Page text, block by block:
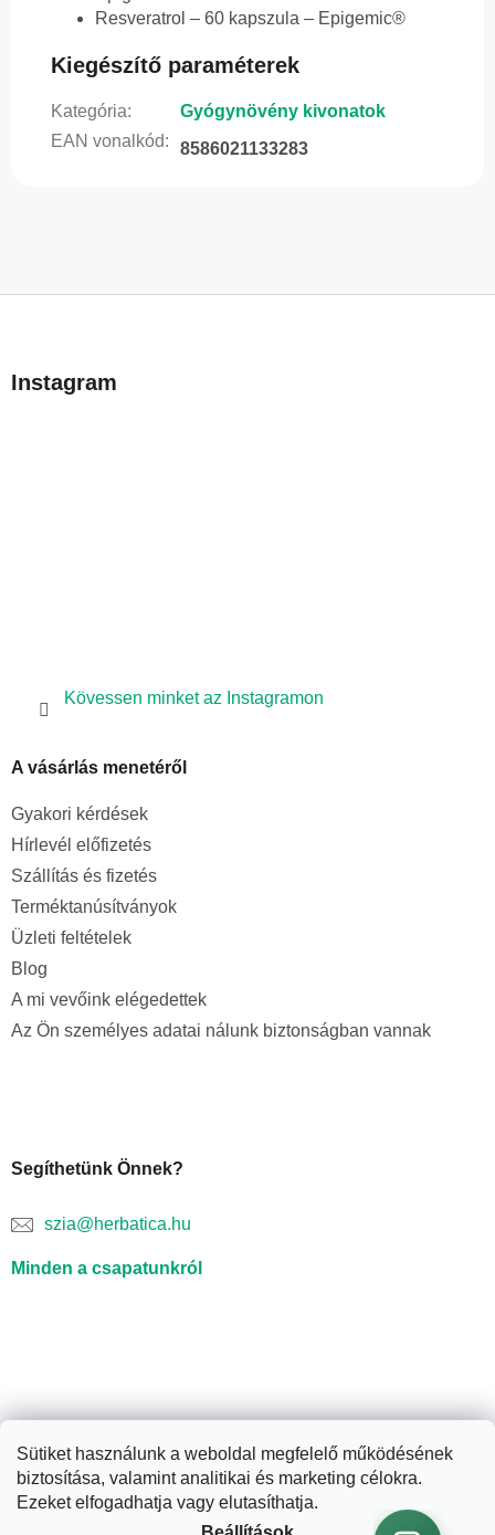
Sütiket használunk a weboldal megfelelő működésének
biztosítása, valamint analitikai és marketing célokra.
Ezeket elfogadhatja vagy elutasíthatja.
Resveratrol – 60 kapszula – Epigemic®
Kiegészítő paraméterek
Kategória:
Gyógynövény kivonatok
EAN vonalkód: 8586021133283
Instagram
Kövessen minket az Instagramon
A vásárlás menetéről
Gyakori kérdések
Hírlevél előfizetés
Szállítás és fizetés
Terméktanúsítványok
Üzleti feltételek
Blog
A mi vevőink elégedettek
Az Ön személyes adatai nálunk biztonságban vannak
Segíthetünk Önnek?
szia@herbatica.hu
Minden a csapatunkról
Shoptet készítette